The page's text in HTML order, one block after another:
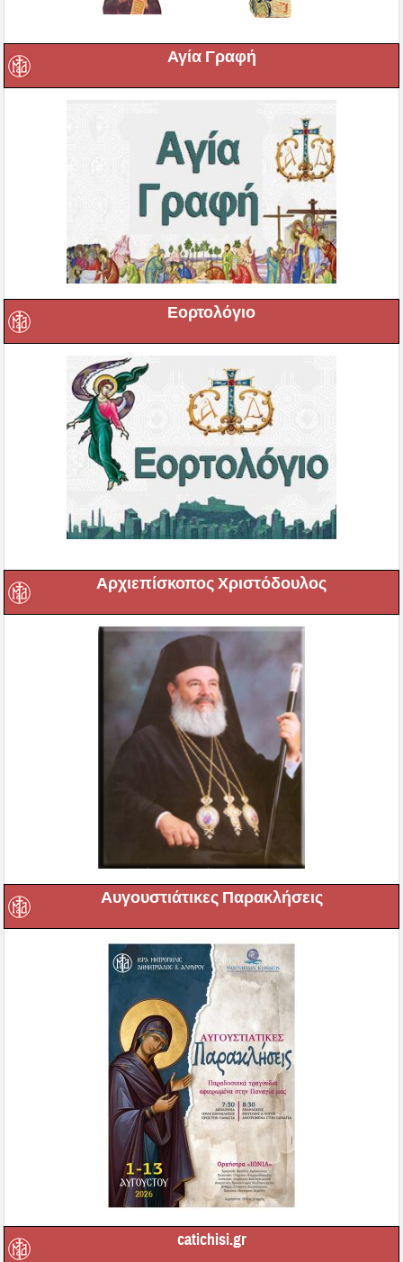
Αγία Γραφή
Εορτολόγιο
Αρχιεπίσκοπος Χριστόδουλος
Αυγουστιάτικες Παρακλήσεις
catichisi.gr